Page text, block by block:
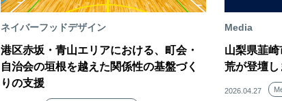
ネイバーフッドデザイン
港区赤坂・青山エリアにおける、町会・
自治会の垣根を越えた関係性の基盤づく
りの支援
Media
山梨県韮崎
荒が登壇し
2026.04.27